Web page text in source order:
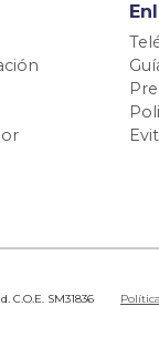
C.O.E. SM31836